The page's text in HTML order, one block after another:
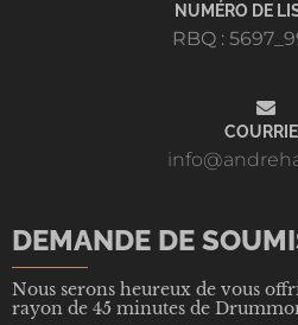
NUMÉRO DE
RBQ :
DEMANDE DE
Nous serons heureux de vous
rayon de 45 minutes de